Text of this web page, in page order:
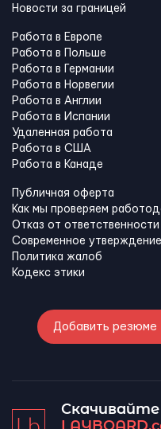
Новости за границей
Работа в Европе
Работа в Польше
Работа в Германии
Работа в Норвегии
Работа в Англии
Работа в Испании
Удаленная работа
Работа в США
Работа в Канадe
Публичная оферта
Как мы проверяем
Отказ от ответственности
Современное
Политика жалоб
Кодекс этики
Добавить резюме